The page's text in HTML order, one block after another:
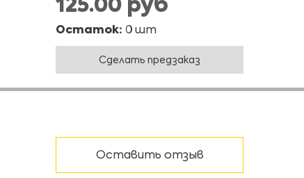
125.00 руб
Остаток: 0 шт
Сделать предзаказ
Оставить отзыв